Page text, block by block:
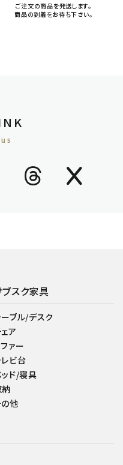
ご注文の商品を発送します。
商品の到着をお待ち下さい。
ブスク家具
ブル/デスク
ア
ァー
ビ台
ド/寝具
納
の他